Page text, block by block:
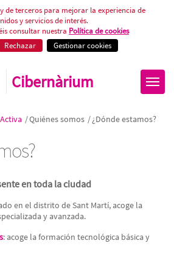
de terceros para mejorar la experiencia de
y servicios de interés.
consultar nuestra Política de cookies
Rechazar Gestionar cookies
Cibernàrium
/Quiénes somos /¿Dónde estamos?
en toda la ciudad
en el distrito de Sant Martí, acoge la
y avanzada.
: acoge la formación tecnológica básica y